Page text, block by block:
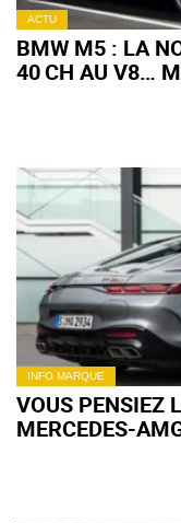
ACTU
BMW M5 : LA
40 CH AU V8…
INFO MARQUE
VOUS PENSIEZ
MERCEDES-